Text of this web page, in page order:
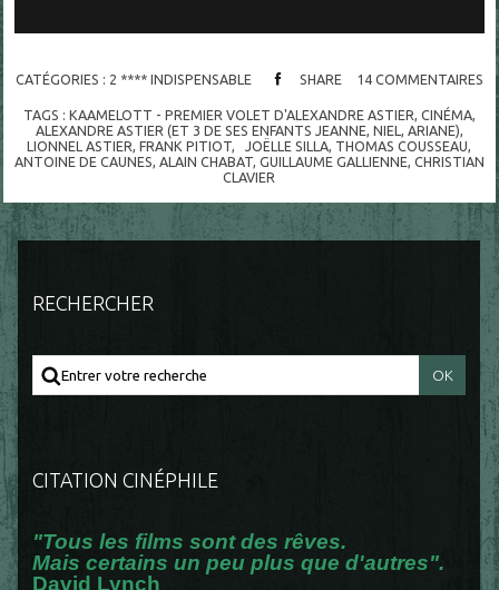
CATÉGORIES : 2 **** INDISPENSABLE SHARE 14 COMMENTAIRES
TAGS : KAAMELOTT - PREMIER VOLET D'ALEXANDRE ASTIER, CINÉMA,
ALEXANDRE ASTIER (ET 3 DE SES ENFANTS JEANNE, NIEL , ARIANE),
LIONNEL ASTIER,FRANK PITIOT, JOËLLE SILLA, THOMAS COUSSEAU,
ANTOINE DE CAUNES, ALAIN CHABAT, GUILLAUME GALLIENNE, CHRISTIAN
CLAVIER
RECHERCHER
CITATION CINÉPHILE
"Tous les films sont des rêves.
Mais certains un peu plus que d'autres".
David Lynch